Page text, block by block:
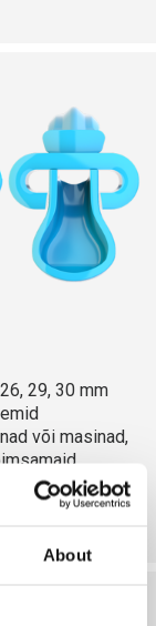
About
29, 30 mm
või masinad,
osi, mis